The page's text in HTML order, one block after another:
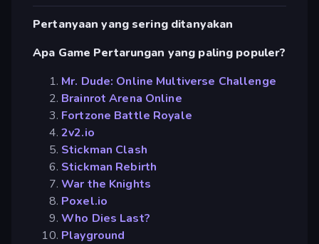
Pertanyaan yang sering ditanyakan
Apa Game Pertarungan yang paling populer?
Mr. Dude: Online Multiverse Challenge
Brainrot Arena Online
Fortzone Battle Royale
2v2.io
Stickman Clash
Stickman Rebirth
War the Knights
Poxel.io
Who Dies Last?
Playground